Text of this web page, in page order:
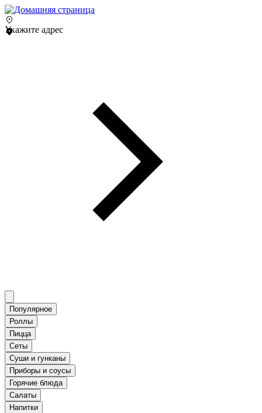
Укажите адрес
Популярное
Роллы
Пицца
Сеты
Суши и гунканы
Приборы и соусы
Горячие блюда
Салаты
Напитки